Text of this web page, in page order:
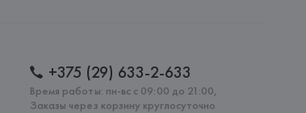
+375 (29) 633-2-633
Время работы: пн-вс с 09:00 до 21:00,
Заказы через корзину круглосуточно